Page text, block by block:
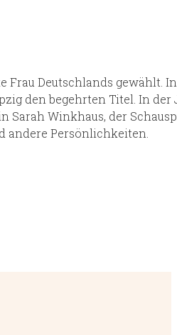
Frau Deutschlands gewählt.
den begehrten Titel. In der
Sarah Winkhaus, der
andere Persönlichkeiten.